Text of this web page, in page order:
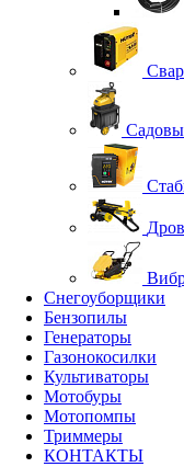
Снегоуборщики
Бензопилы
Генераторы
Газонокосилки
Культиваторы
Мотобуры
Мотопомпы
Триммеры
КОНТАКТЫ